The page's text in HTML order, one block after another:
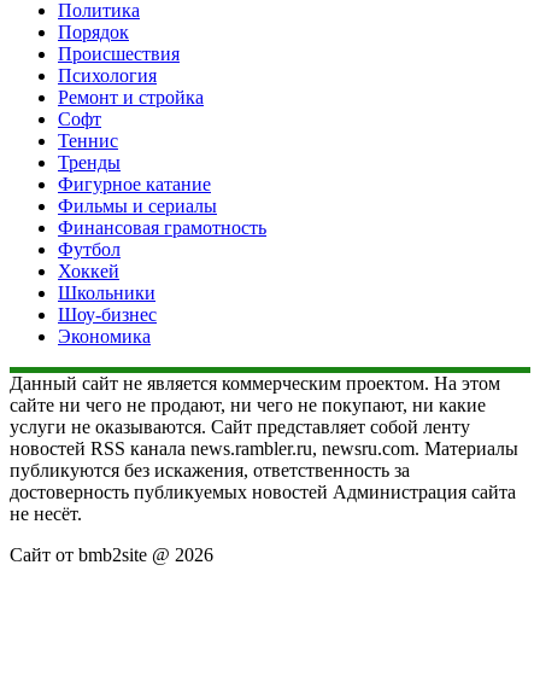
Политика
Порядок
Происшествия
Психология
Ремонт и стройка
Софт
Теннис
Тренды
Фигурное катание
Фильмы и сериалы
Финансовая грамотность
Футбол
Хоккей
Школьники
Шоу-бизнес
Экономика
Данный сайт не является коммерческим проектом. На этом
сайте ни чего не продают, ни чего не покупают, ни какие
услуги не оказываются. Сайт представляет собой ленту
новостей RSS канала news.rambler.ru, newsru.com. Материалы
публикуются без искажения, ответственность за
достоверность публикуемых новостей Администрация сайта
не несёт.
Сайт от bmb2site @ 2026